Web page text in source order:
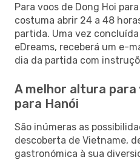
Para voos de Dong Hoi
costuma abrir 24 a 48
partida. Uma vez
eDreams, receberá um e-
dia da partida com
A melhor altura para
para Hanói
São inúmeras as
descoberta de Vietname,
gastronómica à sua